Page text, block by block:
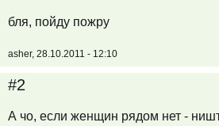
бля, пойду пожру
asher, 28.10.2011 - 12:10
#2
А чо, если женщин рядом нет -